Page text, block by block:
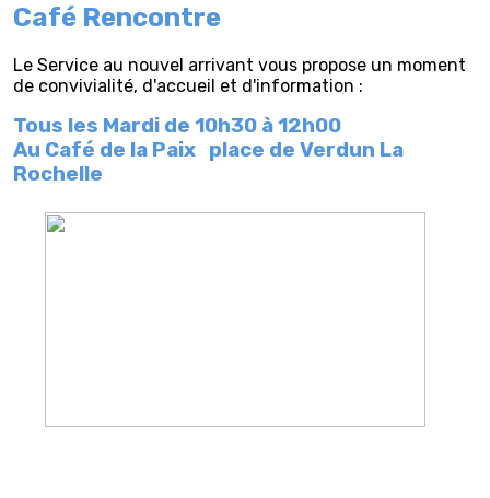
Café Rencontre
Le Service au nouvel arrivant vous propose un moment
de convivialité, d'accueil et d'information :
Tous les Mardi de 10h30 à 12h00
Au Café de la Paix place de Verdun La
Rochelle